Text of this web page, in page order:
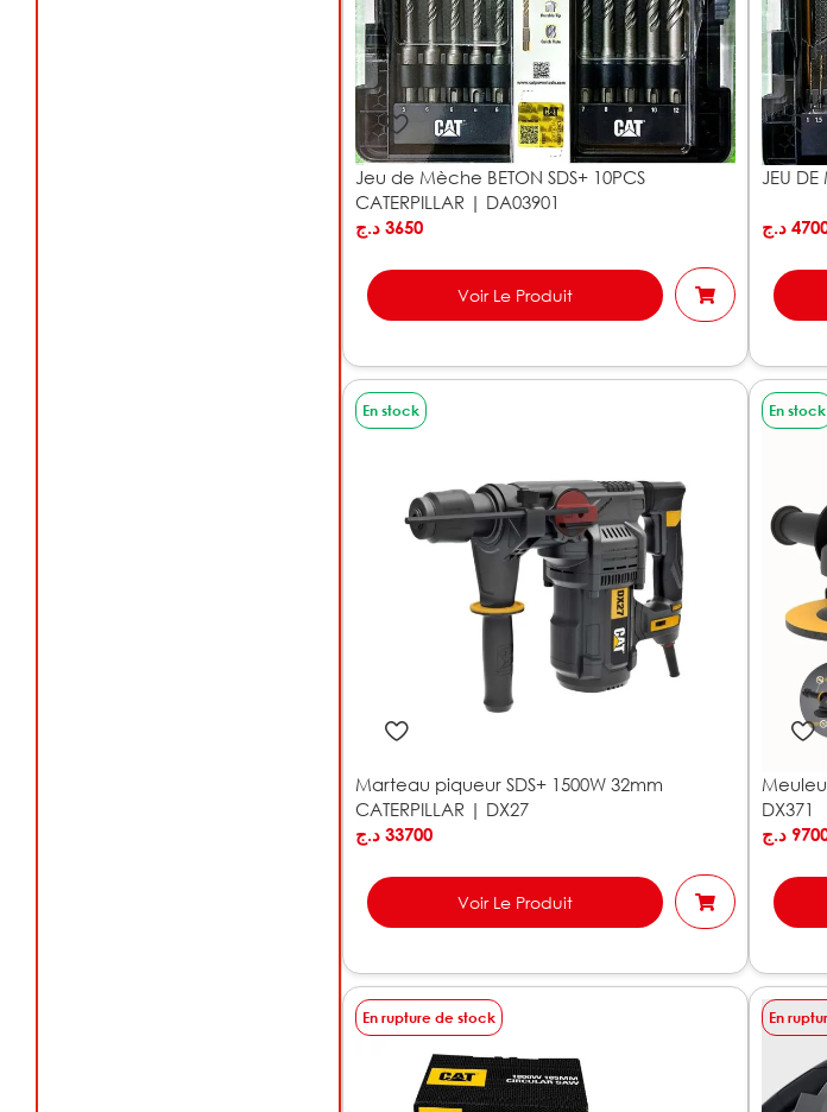
Jeu de Mèche BETON SDS+ 10PCS
CATERPILLAR | DA03901
3650 د.ج
Voir Le Produit
JEU DE
د.ج
En stock
Marteau piqueur SDS+ 1500W 32mm
CATERPILLAR | DX27
33700 د.ج
Voir Le Produit
En stock
DX371
د.ج
En rupture de stock En